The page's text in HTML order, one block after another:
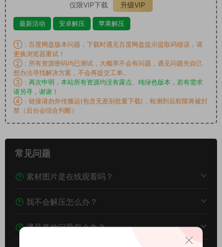
仅限VIP下载
升级VIP
最新活动 安卓解压 苹果解压
①：百度网盘版本问题，下载时遇见百度网盘提示提取码错误，请
更换浏览器重试！
②：所有资源密码均已测试，大概率不会有问题，遇见问题先自己
想办法寻找解决方案，不会再提交工单。
③： 再次申明，本站所有资源均没有露点、纯绿色版本，若有需求
请另寻，谢谢！
④：链接请勿外传搬运(包含无差别批量下载)，检测到后权限将被封
禁（后台会综合判断）
常见问题
素材图片是在线观看吗？
我不会解压怎么办？
遇见其他问题怎么办？